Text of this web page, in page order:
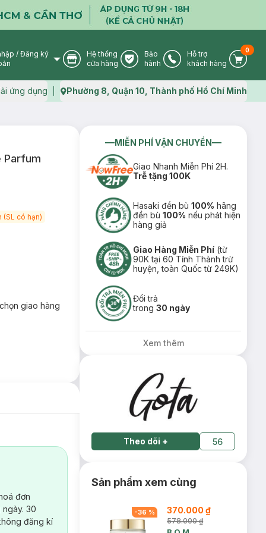
User Icon
/ Đăng ký
Store Icon
Hệ thống
cửa hàng
Warranty Icon
Bảo
hành
Phone Icon
Hỗ trợ
khách hàng
Cart
0
ứng dụng Map icon
Phường 8, Quận 10, Thành phố Hồ Chí Minh
Parfum
(SL có hạn)
giao hàng
đơn
30
đăng kí
MIỄN PHÍ VẬN CHUYỂN
Giao Nhanh Miễn Phí 2H.
Trễ tặng 100K
Hasaki đền bù100% hãng
đền bù100% nếu phát hiện
hàng giả
Giao Hàng Miễn Phí (từ
90K tại 60 Tỉnh Thành trừ
huyện, toàn Quốc từ 249K)
Đổi trả
trong30 ngày
Xem thêm
Theo dõi + 56
Sản phẩm xem cùng
-36 % 370.000 ₫
578.000 ₫